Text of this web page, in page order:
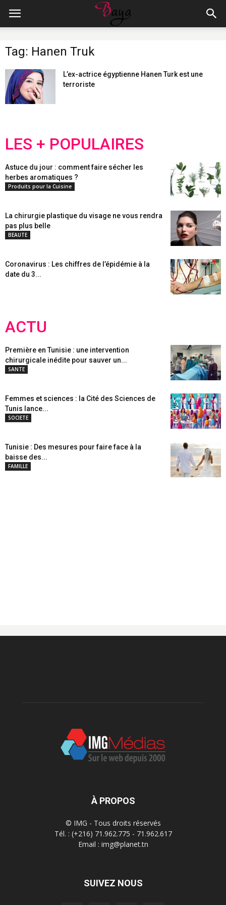
Tag: Hanen Truk
L’ex-actrice égyptienne Hanen Turk est une
terroriste
LES + POPULAIRES
Astuce du jour : comment faire sécher les
herbes aromatiques ?
Produits pour la Cuisine
La chirurgie plastique du visage ne vous rendra
pas plus belle
BEAUTE
Coronavirus : Les chiffres de l’épidémie à la
date du 3...
ACTU
Première en Tunisie : une intervention
chirurgicale inédite pour sauver un...
SANTE
Femmes et sciences : la Cité des Sciences de
Tunis lance...
SOCIETE
Tunisie : Des mesures pour faire face à la
baisse des...
FAMILLE
À PROPOS
© IMG - Tous droits réservés
Tél. : (+216) 71.962.775 - 71.962.617
Email : img@planet.tn
SUIVEZ NOUS